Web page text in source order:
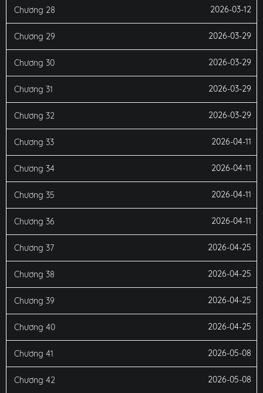
Chương 28 2026-03-12
Chương 29 2026-03-29
Chương 30 2026-03-29
Chương 31 2026-03-29
Chương 32 2026-03-29
Chương 33 2026-04-11
Chương 34 2026-04-11
Chương 35 2026-04-11
Chương 36 2026-04-11
Chương 37 2026-04-25
Chương 38 2026-04-25
Chương 39 2026-04-25
Chương 40 2026-04-25
Chương 41 2026-05-08
Chương 42 2026-05-08